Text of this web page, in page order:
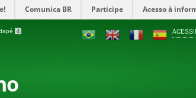
Comunica BR Participe Acesso à
4